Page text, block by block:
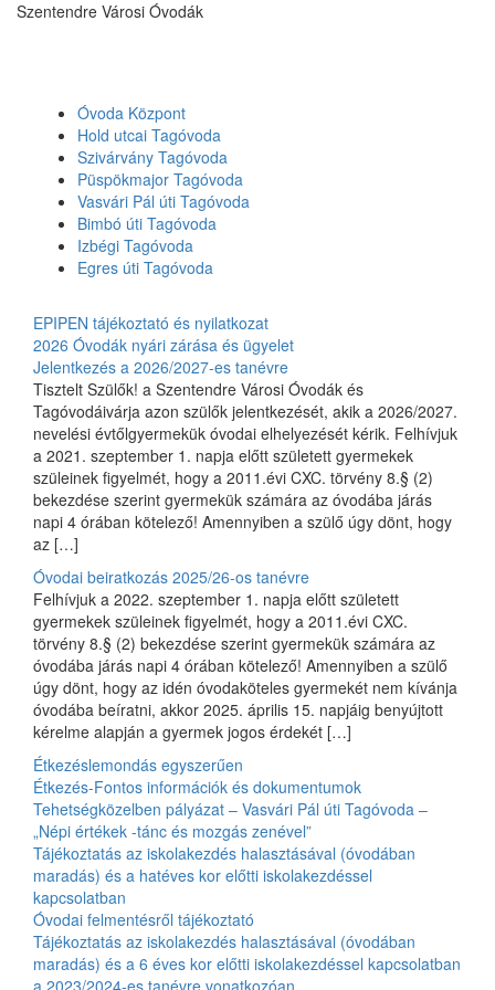
Szentendre Városi Óvodák
Óvoda Központ
Hold utcai Tagóvoda
Szivárvány Tagóvoda
Püspökmajor Tagóvoda
Vasvári Pál úti Tagóvoda
Bimbó úti Tagóvoda
Izbégi Tagóvoda
Egres úti Tagóvoda
EPIPEN tájékoztató és nyilatkozat
2026 Óvodák nyári zárása és ügyelet
Jelentkezés a 2026/2027-es tanévre
Tisztelt Szülők! a Szentendre Városi Óvodák és
Tagóvodáivárja azon szülők jelentkezését, akik a 2026/2027.
nevelési évtőlgyermekük óvodai elhelyezését kérik. Felhívjuk
a 2021. szeptember 1. napja előtt született gyermekek
szüleinek figyelmét, hogy a 2011.évi CXC. törvény 8.§ (2)
bekezdése szerint gyermekük számára az óvodába járás
napi 4 órában kötelező! Amennyiben a szülő úgy dönt, hogy
az […]
Óvodai beiratkozás 2025/26-os tanévre
Felhívjuk a 2022. szeptember 1. napja előtt született
gyermekek szüleinek figyelmét, hogy a 2011.évi CXC.
törvény 8.§ (2) bekezdése szerint gyermekük számára az
óvodába járás napi 4 órában kötelező! Amennyiben a szülő
úgy dönt, hogy az idén óvodaköteles gyermekét nem kívánja
óvodába beíratni, akkor 2025. április 15. napjáig benyújtott
kérelme alapján a gyermek jogos érdekét […]
Étkezéslemondás egyszerűen
Étkezés-Fontos információk és dokumentumok
Tehetségközelben pályázat – Vasvári Pál úti Tagóvoda –
„Népi értékek -tánc és mozgás zenével”
Tájékoztatás az iskolakezdés halasztásával (óvodában
maradás) és a hatéves kor előtti iskolakezdéssel
kapcsolatban
Óvodai felmentésről tájékoztató
Tájékoztatás az iskolakezdés halasztásával (óvodában
maradás) és a 6 éves kor előtti iskolakezdéssel kapcsolatban
a 2023/2024-es tanévre vonatkozóan